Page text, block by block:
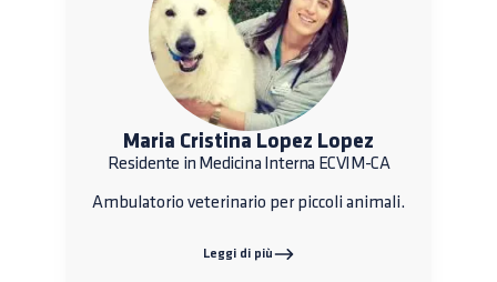
Maria Cristina Lopez Lopez
Residente in Medicina Interna ECVIM-CA
Ambulatorio veterinario per piccoli animali.
Leggi di più